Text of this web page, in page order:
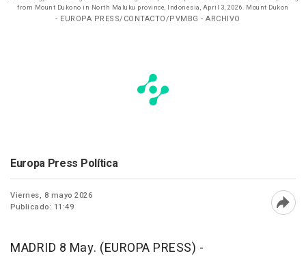
from Mount Dukono in North Maluku province, Indonesia, April 3, 2026. Mount Dukon
- EUROPA PRESS/CONTACTO/PVMBG - ARCHIVO
Europa Press Política
Viernes, 8 mayo 2026
Publicado: 11:49
MADRID 8 May. (EUROPA PRESS) -